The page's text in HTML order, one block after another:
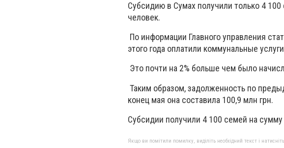
Субсидию в Сумах получили только 4
человек.
По информации Главного управления
этого года оплатили коммунальные
Это почти на 2% больше чем было
Таким образом, задолженность по
конец мая она составила 100,9 млн грн.
Субсидии получили 4 100 семей на сумму
Якщо ви помітили помилку, виділіть необхідний текст і